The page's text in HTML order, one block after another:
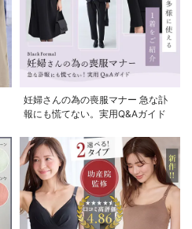
妊婦さんの為の喪服マナー 急な訃
報にも慌てない。実用Q&Aガイド